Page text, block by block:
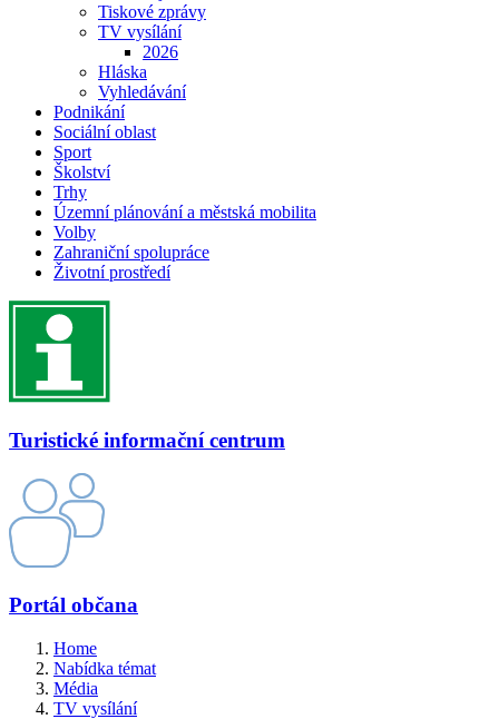
Tiskové zprávy
TV vysílání
2026
Hláska
Vyhledávání
Podnikání
Sociální oblast
Sport
Školství
Trhy
Územní plánování a městská mobilita
Volby
Zahraniční spolupráce
Životní prostředí
Turistické informační centrum
Portál občana
Home
Nabídka témat
Média
TV vysílání